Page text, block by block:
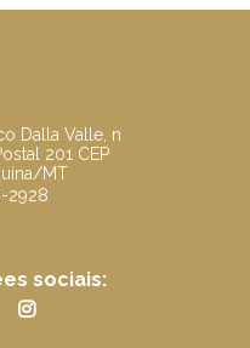
Dalla Valle, n
201 CEP
MT
2928
sociais: